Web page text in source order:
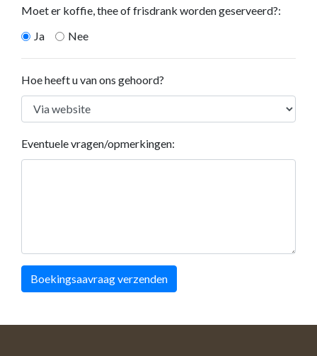
Moet er koffie, thee of frisdrank worden geserveerd?:
Ja
Nee
Hoe heeft u van ons gehoord?
Eventuele vragen/opmerkingen:
Boekingsaavraag verzenden